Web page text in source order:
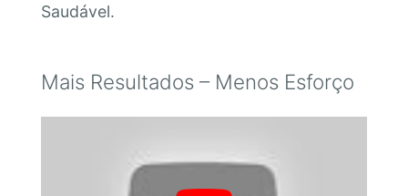
Saudável.
Mais Resultados – Menos Esforço